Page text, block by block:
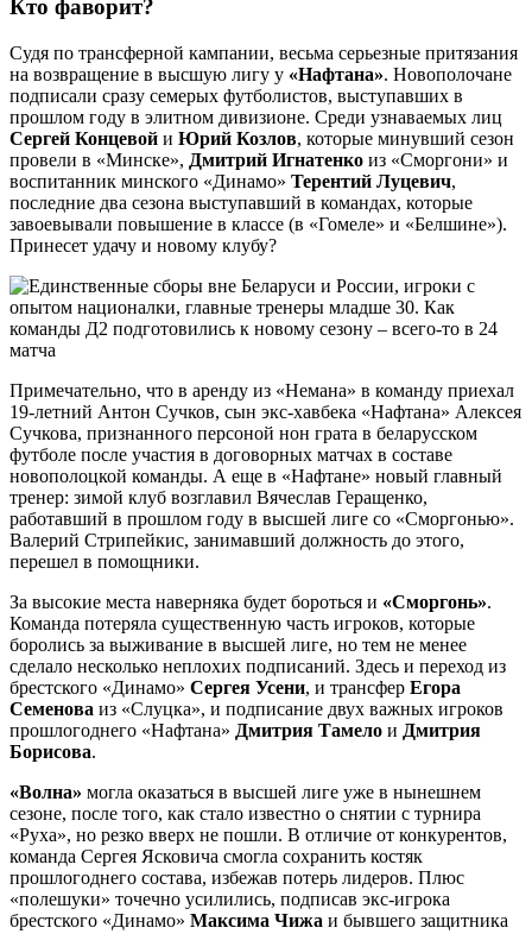
Кто фаворит?
Судя по трансферной кампании, весьма серьезные притязания
на возвращение в высшую лигу у «Нафтана». Новополочане
подписали сразу семерых футболистов, выступавших в
прошлом году в элитном дивизионе. Среди узнаваемых лиц
Сергей Концевой и Юрий Козлов, которые минувший сезон
провели в «Минске», Дмитрий Игнатенко из «Сморгони» и
воспитанник минского «Динамо» Терентий Луцевич,
последние два сезона выступавший в командах, которые
завоевывали повышение в классе (в «Гомеле» и «Белшине»).
Принесет удачу и новому клубу?
Примечательно, что в аренду из «Немана» в команду приехал
19-летний Антон Сучков, сын экс-хавбека «Нафтана» Алексея
Сучкова, признанного персоной нон грата в беларусском
футболе после участия в договорных матчах в составе
новополоцкой команды. А еще в «Нафтане» новый главный
тренер: зимой клуб возглавил Вячеслав Геращенко,
работавший в прошлом году в высшей лиге со «Сморгонью».
Валерий Стрипейкис, занимавший должность до этого,
перешел в помощники.
За высокие места наверняка будет бороться и «Сморгонь».
Команда потеряла существенную часть игроков, которые
боролись за выживание в высшей лиге, но тем не менее
сделало несколько неплохих подписаний. Здесь и переход из
брестского «Динамо» Сергея Усени, и трансфер Егора
Семенова из «Слуцка», и подписание двух важных игроков
прошлогоднего «Нафтана» Дмитрия Тамело и Дмитрия
Борисова.
«Волна» могла оказаться в высшей лиге уже в нынешнем
сезоне, после того, как стало известно о снятии с турнира
«Руха», но резко вверх не пошли. В отличие от конкурентов,
команда Сергея Ясковича смогла сохранить костяк
прошлогоднего состава, избежав потерь лидеров. Плюс
«полешуки» точечно усилились, подписав экс-игрока
брестского «Динамо» Максима Чижа и бывшего защитника